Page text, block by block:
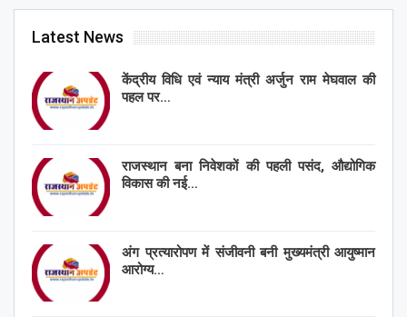
Latest News
केंद्रीय विधि एवं न्याय मंत्री अर्जुन राम मेघवाल की
पहल पर…
राजस्थान बना निवेशकों की पहली पसंद, औद्योगिक
विकास की नई…
अंग प्रत्यारोपण में संजीवनी बनी मुख्यमंत्री आयुष्मान
आरोग्य…